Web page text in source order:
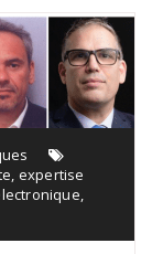
, expertise
,